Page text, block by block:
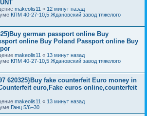
makeolis11 « 12 минут назад
КПМ 40-27-10,5 Ждановский завод тяжелого
german passport online Buy
online Buy Poland Passport online Buy
makeolis11 « 13 минут назад
КПМ 40-27-10,5 Ждановский завод тяжелого
620325}Buy fake counterfeit Euro money in
euro,Fake euros online,counterfeit
makeolis11 « 13 минут назад
Ганц 5/6–30